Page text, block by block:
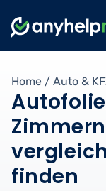
Home / Auto &
finden